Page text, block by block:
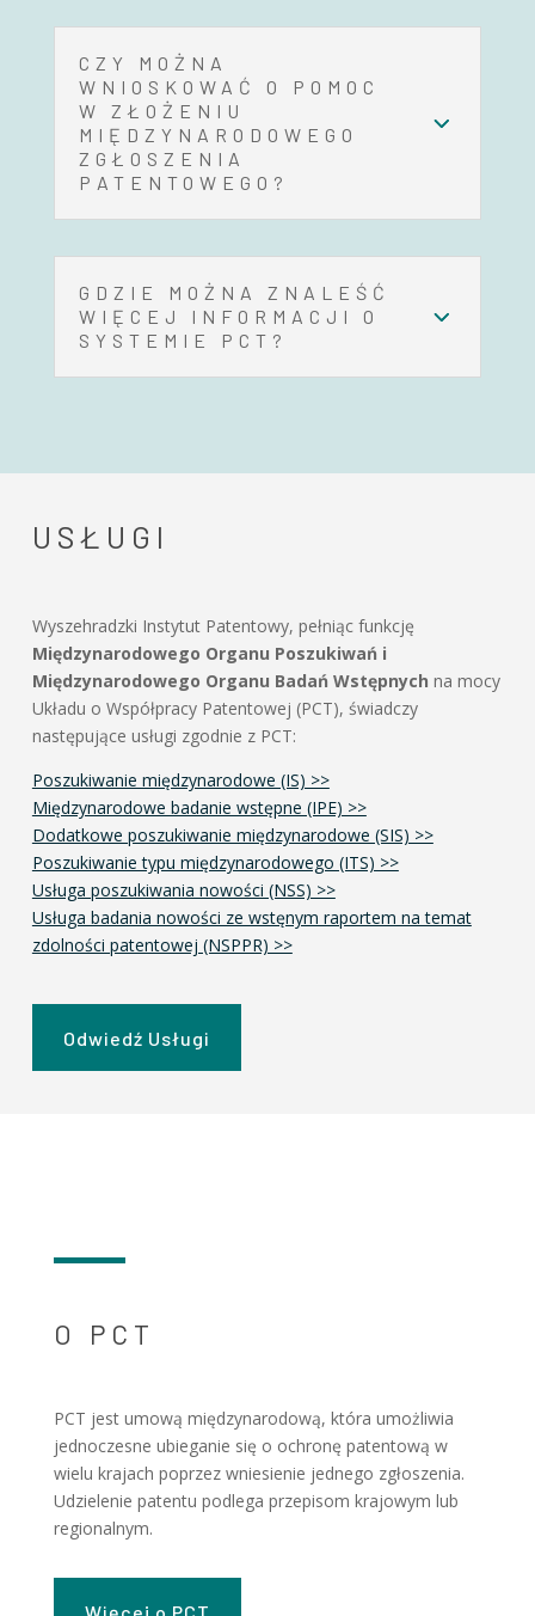
CZY MOŻNA
WNIOSKOWAĆ O POMOC
W ZŁOŻENIU
MIĘDZYNARODOWEGO
ZGŁOSZENIA
PATENTOWEGO?
GDZIE MOŻNA ZNALEŚĆ
WIĘCEJ INFORMACJI O
SYSTEMIE PCT?
USŁUGI
Wyszehradzki Instytut Patentowy, pełniąc funkcję
Międzynarodowego Organu Poszukiwań i
Międzynarodowego Organu Badań Wstępnych na mocy
Układu o Współpracy Patentowej (PCT), świadczy
następujące usługi zgodnie z PCT:
Poszukiwanie międzynarodowe (IS) >>
Międzynarodowe badanie wstępne (IPE) >>
Dodatkowe poszukiwanie międzynarodowe (SIS) >>
Poszukiwanie typu międzynarodowego (ITS) >>
Usługa poszukiwania nowości (NSS) >>
Usługa badania nowości ze wstęnym raportem na temat
zdolności patentowej (NSPPR) >>
Odwiedź Usługi
O PCT
PCT jest umową międzynarodową, która umożliwia
jednoczesne ubieganie się o ochronę patentową w
wielu krajach poprzez wniesienie jednego zgłoszenia.
Udzielenie patentu podlega przepisom krajowym lub
regionalnym.